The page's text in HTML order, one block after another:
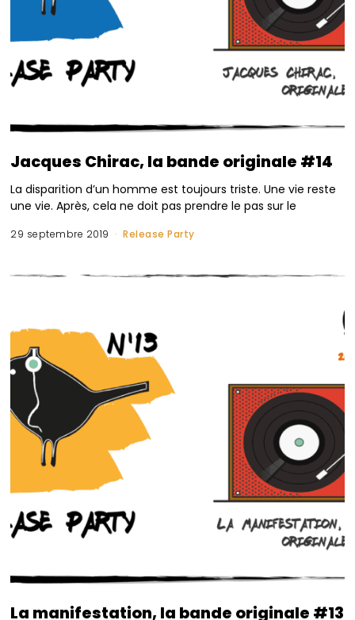
Jacques Chirac, la bande originale #14
La disparition d’un homme est toujours triste. Une vie reste
une vie. Après, cela ne doit pas prendre le pas sur le
29 septembre 2019 Release Party
La manifestation, la bande originale #13